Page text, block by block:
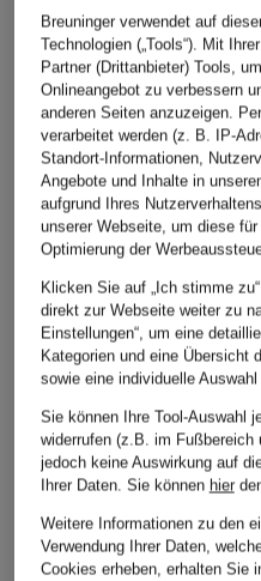
ÄHNLICHE ARTIKEL
Breuninger verwendet auf
Technologien („Tools“). Mit
Partner (Drittanbieter) Tools,
Onlineangebot zu verbessern
anderen Seiten anzuzeigen.
verarbeitet werden (z. B. IP-
Standort-Informationen,
Angebote und Inhalte in
aufgrund Ihres
unserer Webseite, um diese
Optimierung der
Klicken Sie auf „Ich stimme
direkt zur Webseite weiter zu
Einstellungen“, um eine
Kategorien und eine Übersicht
sowie eine individuelle
Sie können Ihre Tool-Auswahl
widerrufen (z.B. im Fußbereich
jedoch keine Auswirkung auf
Ihrer Daten. Sie können hier
Weitere Informationen zu den
Verwendung Ihrer Daten,
Cookies erheben, erhalten Sie